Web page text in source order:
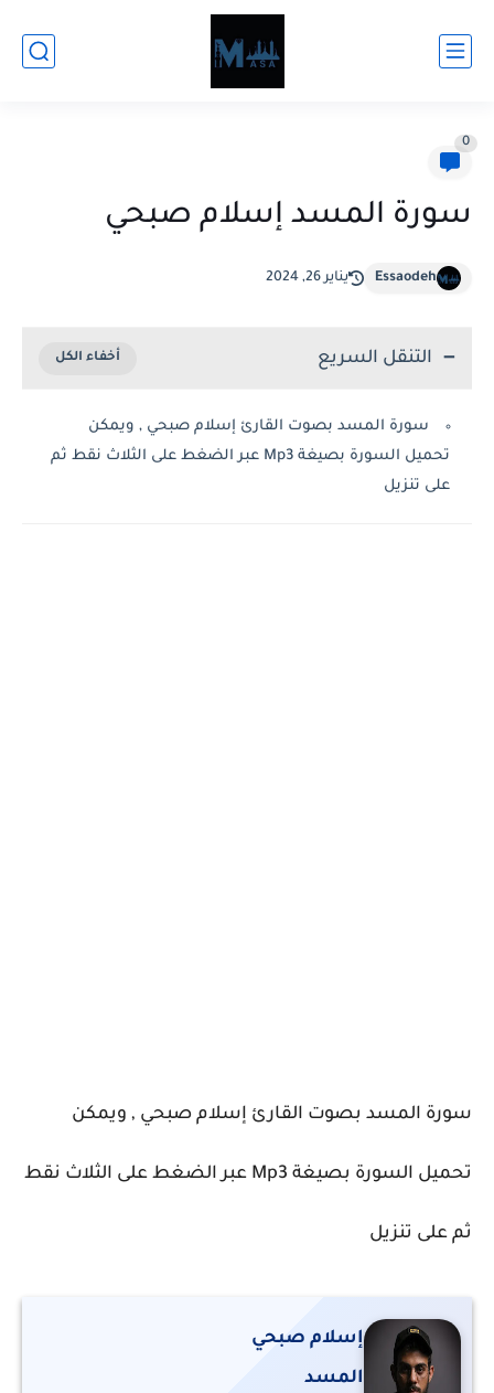
0
سورة المسد إسلام صبحي
Essaodeh يناير 26, 2024
التنقل السريع
سورة المسد بصوت القارئ إسلام صبحي , ويمكن
تحميل السورة بصيغة Mp3 عبر الضغط على الثلاث نقط ثم
على تنزيل
سورة المسد بصوت القارئ إسلام صبحي , ويمكن
تحميل السورة بصيغة Mp3 عبر الضغط على الثلاث نقط
ثم على تنزيل
إسلام صبحي
المسد